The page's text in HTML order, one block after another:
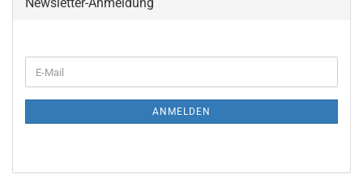
ZUR
E-
Mail
ANMELDEN